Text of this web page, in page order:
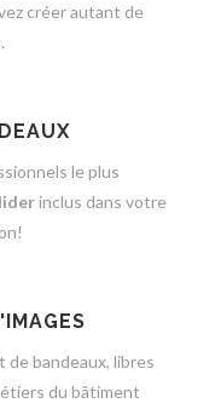
créer autant de
le plus
inclus dans votre
bandeaux, libres
du bâtiment